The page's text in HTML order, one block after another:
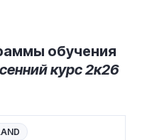
обучения
курс 2к26